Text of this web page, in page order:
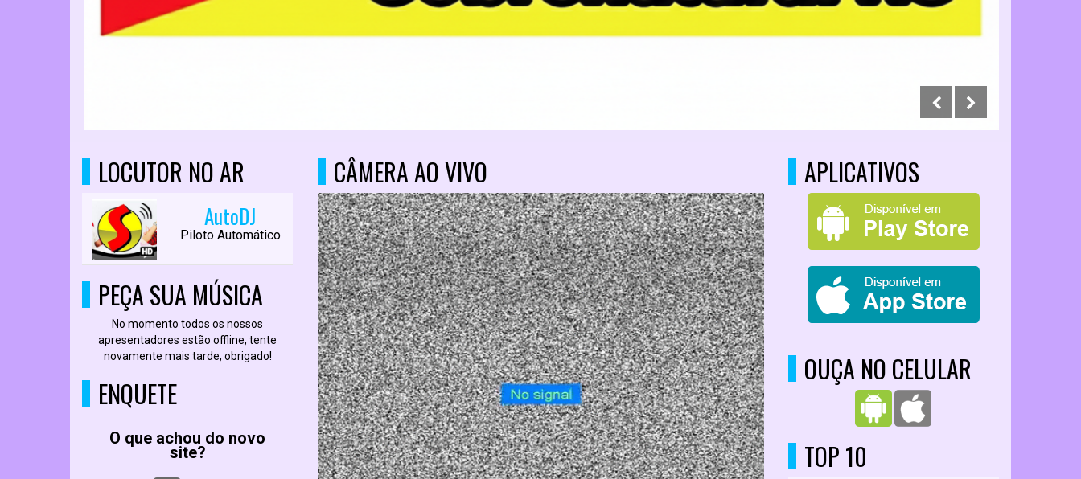
LOCUTOR NO AR
AutoDJ
Piloto Automático
PEÇA SUA MÚSICA
No momento todos os nossos
apresentadores estão offline, tente
novamente mais tarde, obrigado!
ENQUETE
O que achou do novo
site?
CÂMERA AO VIVO APLICATIVOS
OUÇA NO CELULAR
TOP 10